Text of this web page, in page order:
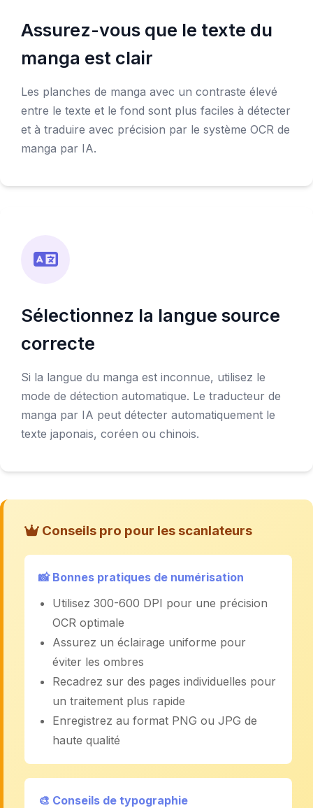
Assurez-vous que le texte du
manga est clair
Les planches de manga avec un contraste élevé
entre le texte et le fond sont plus faciles à détecter
et à traduire avec précision par le système OCR de
manga par IA.
Sélectionnez la langue source
correcte
Si la langue du manga est inconnue, utilisez le
mode de détection automatique. Le traducteur de
manga par IA peut détecter automatiquement le
texte japonais, coréen ou chinois.
Conseils pro pour les scanlateurs
📸 Bonnes pratiques de numérisation
Utilisez 300-600 DPI pour une précision
OCR optimale
Assurez un éclairage uniforme pour
éviter les ombres
Recadrez sur des pages individuelles pour
un traitement plus rapide
Enregistrez au format PNG ou JPG de
haute qualité
🎨 Conseils de typographie